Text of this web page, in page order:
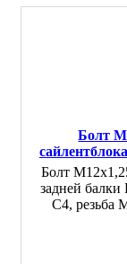
Болт
Болт
задней
C4, резьба